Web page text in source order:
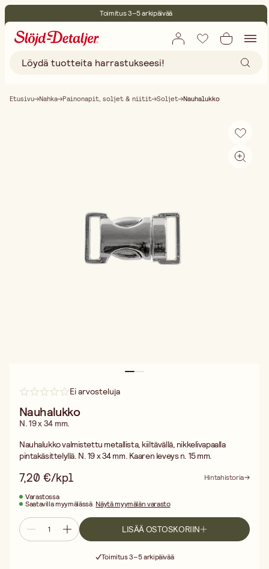
Toimitus 3–5 arkipäivää
Ilmainen toimitus yli 75 € ostoksille
Etusivu Nahka Painonapit, soljet & niitit Soljet Nauhalukko
Ei arvosteluja
Nauhalukko
N. 19 x 34 mm.
Nauhalukko valmistettu metallista, kiiltävällä, nikkelivapaalla
pintakäsittelyllä. N. 19 x 34 mm. Kaaren leveys n. 15 mm.
7,20 €/kpl
Hintahistoria
Varastossa
Saatavilla myymälässä Näytä myymälän varasto
LISÄÄ OSTOSKORIIN
Toimitus 3–5 arkipäivää